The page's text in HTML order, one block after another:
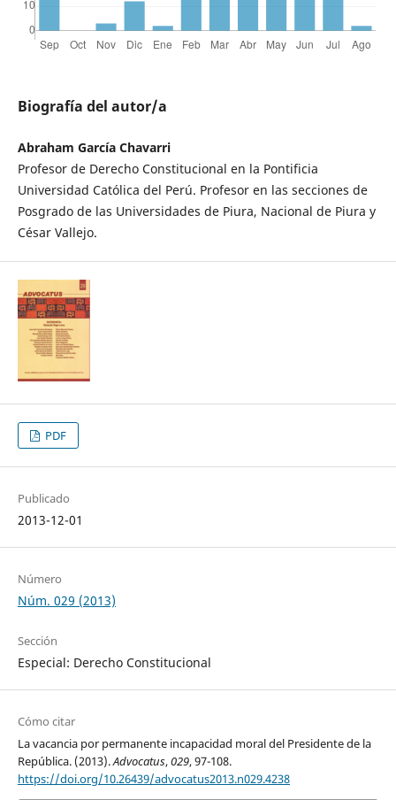
Biografía del autor/a
Abraham García Chavarri
Profesor de Derecho Constitucional en la Pontificia
Universidad Católica del Perú. Profesor en las secciones de
Posgrado de las Universidades de Piura, Nacional de Piura y
César Vallejo.
PDF
Publicado
2013-12-01
Número
Núm. 029 (2013)
Sección
Especial: Derecho Constitucional
Cómo citar
La vacancia por permanente incapacidad moral del Presidente de la
República. (2013).Advocatus,029, 97-108.
https://doi.org/10.26439/advocatus2013.n029.4238